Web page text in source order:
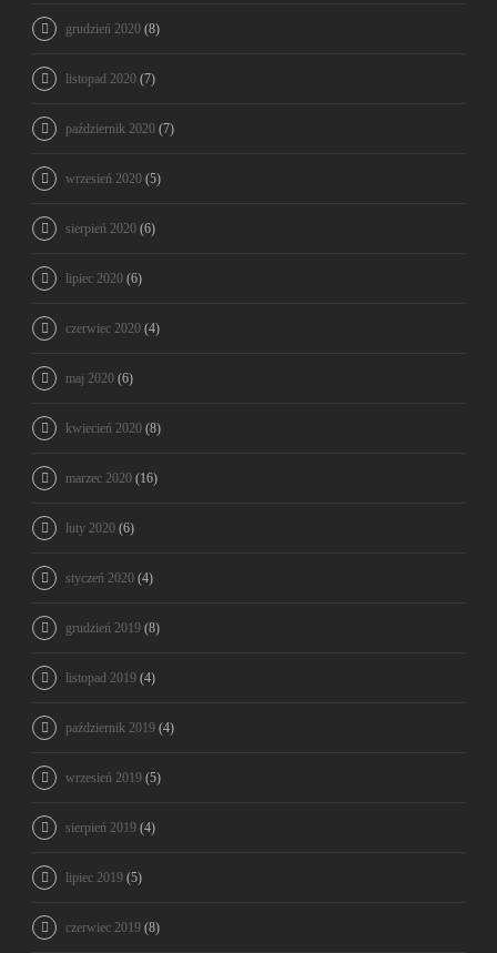
grudzień 2020 (8)
listopad 2020 (7)
październik 2020 (7)
wrzesień 2020 (5)
sierpień 2020 (6)
lipiec 2020 (6)
czerwiec 2020 (4)
maj 2020 (6)
kwiecień 2020 (8)
marzec 2020 (16)
luty 2020 (6)
styczeń 2020 (4)
grudzień 2019 (8)
listopad 2019 (4)
październik 2019 (4)
wrzesień 2019 (5)
sierpień 2019 (4)
lipiec 2019 (5)
czerwiec 2019 (8)